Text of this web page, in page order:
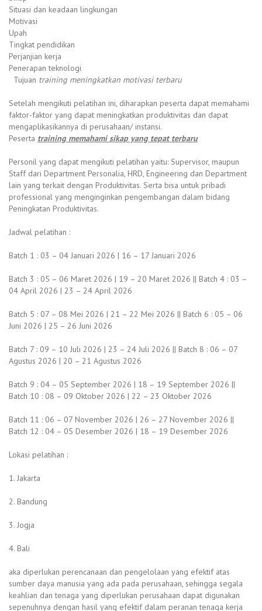
Situasi dan keadaan lingkungan
Motivasi
Upah
Tingkat pendidikan
Perjanjian kerja
Penerapan teknologi
Tujuan training meningkatkan motivasi terbaru
Setelah mengikuti pelatihan ini, diharapkan peserta dapat memahami
faktor-faktor yang dapat meningkatkan produktivitas dan dapat
mengaplikasikannya di perusahaan/ instansi.
Peserta training memahami sikap yang tepat terbaru
Personil yang dapat mengikuti pelatihan yaitu: Supervisor, maupun
Staff dari Department Personalia, HRD, Engineering dan Department
lain yang terkait dengan Produktivitas. Serta bisa untuk pribadi
professional yang menginginkan pengembangan dalam bidang
Peningkatan Produktivitas.
Jadwal pelatihan :
Batch 1 : 03 – 04 Januari 2026 | 16 – 17 Januari 2026
Batch 3 : 05 – 06 Maret 2026 | 19 – 20 Maret 2026 || Batch 4 : 03 –
04 April 2026 | 23 – 24 April 2026
Batch 5 : 07 – 08 Mei 2026 | 21 – 22 Mei 2026 || Batch 6 : 05 – 06
Juni 2026 | 25 – 26 Juni 2026
Batch 7 : 09 – 10 Juli 2026 | 23 – 24 Juli 2026 || Batch 8 : 06 – 07
Agustus 2026 | 20 – 21 Agustus 2026
Batch 9 : 04 – 05 September 2026 | 18 – 19 September 2026 ||
Batch 10 : 08 – 09 Oktober 2026 | 22 – 23 Oktober 2026
Batch 11 : 06 – 07 November 2026 | 26 – 27 November 2026 ||
Batch 12 : 04 – 05 Desember 2026 | 18 – 19 Desember 2026
Lokasi pelatihan :
1. Jakarta
2. Bandung
3. Jogja
4. Bali
aka diperlukan perencanaan dan pengelolaan yang efektif atas
sumber daya manusia yang ada pada perusahaan, sehingga segala
keahlian dan tenaga yang diperlukan perusahaan dapat digunakan
sepenuhnya dengan hasil yang efektif dalam peranan tenaga kerja